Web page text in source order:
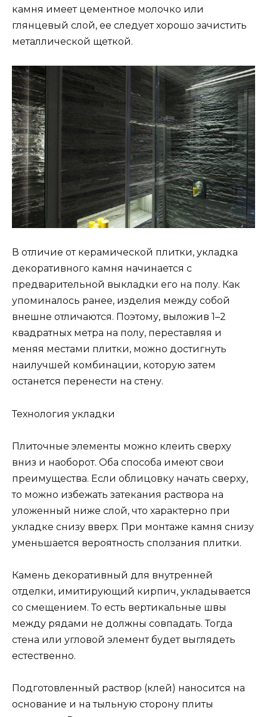
камня имеет цементное молочко или
глянцевый слой, ее следует хорошо зачистить
металлической щеткой.
В отличие от керамической плитки, укладка
декоративного камня начинается с
предварительной выкладки его на полу. Как
упоминалось ранее, изделия между собой
внешне отличаются. Поэтому, выложив 1–2
квадратных метра на полу, переставляя и
меняя местами плитки, можно достигнуть
наилучшей комбинации, которую затем
останется перенести на стену.
Технология укладки
Плиточные элементы можно клеить сверху
вниз и наоборот. Оба способа имеют свои
преимущества. Если облицовку начать сверху,
то можно избежать затекания раствора на
уложенный ниже слой, что характерно при
укладке снизу вверх. При монтаже камня снизу
уменьшается вероятность сползания плитки.
Камень декоративный для внутренней
отделки, имитирующий кирпич, укладывается
со смещением. То есть вертикальные швы
между рядами не должны совпадать. Тогда
стена или угловой элемент будет выглядеть
естественно.
Подготовленный раствор (клей) наносится на
основание и на тыльную сторону плиты